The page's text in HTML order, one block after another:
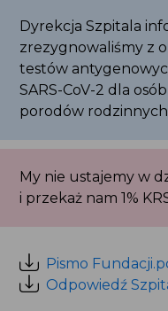
Dyrekcja Szpitala
zrezygnowaliśmy z
testów
SARS-CoV-2 dla
porodów
My nie ustajemy w
i przekaż nam 1%
Pismo
Odpowiedź